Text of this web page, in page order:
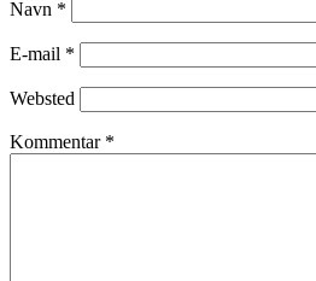
Navn *
E-mail *
Websted
Kommentar *